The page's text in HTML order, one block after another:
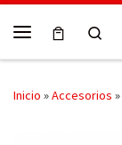
Skip to content
Inicio »Accesorios »